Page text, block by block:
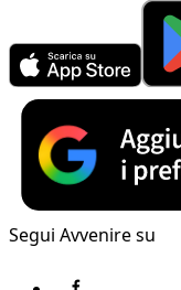
Segui Avvenire su